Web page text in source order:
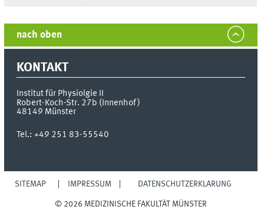
nach oben
KONTAKT
Institut für Physiolgie II
Robert-Koch-Str. 27b (Innenhof)
48149 Münster
Tel.:+49 251 83-55540
SITEMAP IMPRESSUM DATENSCHUTZERKLÄRUNG
© 2026 MEDIZINISCHE FAKULTÄT MÜNSTER